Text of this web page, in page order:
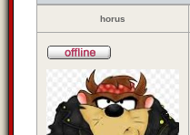
horus